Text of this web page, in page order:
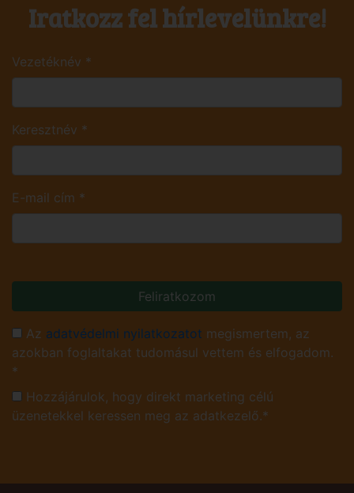
Iratkozz fel hírlevelünkre!
Vezetéknév *
Keresztnév *
E-mail cím *
Feliratkozom
Az adatvédelmi nyilatkozatot megismertem, az
azokban foglaltakat tudomásul vettem és elfogadom.
*
Hozzájárulok, hogy direkt marketing célú
üzenetekkel keressen meg az adatkezelő.*